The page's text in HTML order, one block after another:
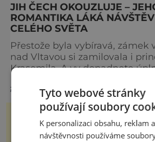
JIH ČECH OKOUZLUJE –
ROMANTIKA LÁKÁ
CELÉHO SVĚTA
Přestože byla vybíravá, zámek
nad Vltavou si zamilovala i
Krasomila. A vy dopadnete
jako nazdobený bílý dort na
Právě proto tam proudí desítky
Zámek, který najdete 9
Českých Budějovic, byl
královským
zobrazit více >>Tyto webové stránky
používají soubory
K personalizaci obsahu, reklam
návštěvnosti používáme